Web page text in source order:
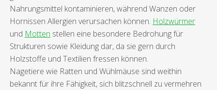
Nahrungsmittel kontaminieren, während Wanzen oder
Hornissen Allergien verursachen können. Holzwürmer
und Motten stellen eine besondere Bedrohung für
Strukturen sowie Kleidung dar, da sie gern durch
Holzstoffe und Textilien fressen können.
Nagetiere wie Ratten und Wühlmäuse sind weithin
bekannt für ihre Fähigkeit, sich blitzschnell zu vermehren